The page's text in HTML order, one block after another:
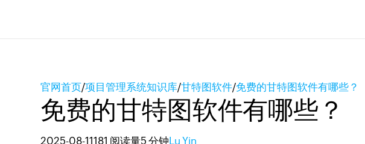
官网首页/项目管理系统知识库/甘特图软件/免费的甘特图软件有哪些？
免费的甘特图软件有哪些？
2025-08-11181 阅读量5 分钟 Lu Yin